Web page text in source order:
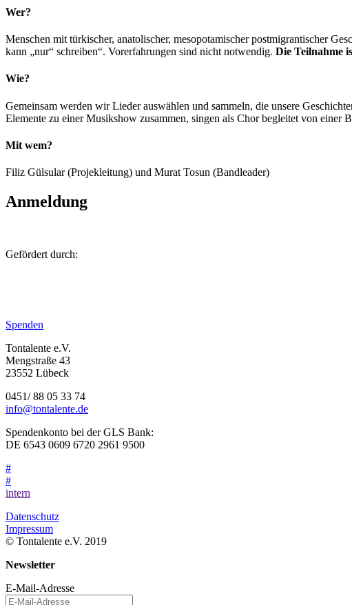
Wer?
Menschen mit türkischer, anatolischer, mesopotamischer postmigrantischer
kann „nur“ schreiben“. Vorerfahrungen sind nicht notwendig. Die Teilnahme
Wie?
Gemeinsam werden wir Lieder auswählen und sammeln, die unsere
Elemente zu einer Musikshow zusammen, singen als Chor begleitet von
Mit wem?
Filiz Gülsular (Projekleitung) und Murat Tosun (Bandleader)
Anmeldung
Gefördert durch:
Spenden
Tontalente e.V.
Mengstraße 43
23552 Lübeck
0451/ 88 05 33 74
info@tontalente.de
Spendenkonto bei der GLS Bank:
DE 6543 0609 6720 2961 9500
#
#
intern
Datenschutz
Impressum
© Tontalente e.V. 2019
Newsletter
E-Mail-Adresse